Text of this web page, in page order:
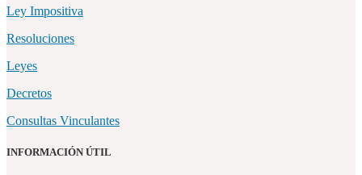
Ley Impositiva
Resoluciones
Leyes
Decretos
Consultas Vinculantes
INFORMACIÓN ÚTIL